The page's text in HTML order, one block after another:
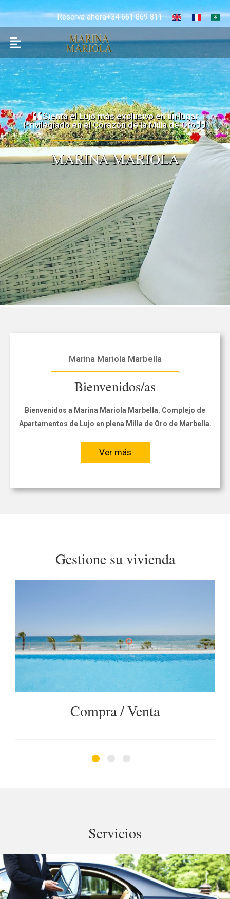
Reserva ahora+34 661 869 811
Sienta el Lujo más exclusivo en un lugar
Privilegiado en el Corazón de la Milla de Oro
MARINA MARIOLA
Marina Mariola Marbella
Bienvenidos/as
Bienvenidos a Marina Mariola Marbella. Complejo de
Apartamentos de Lujo en plena Milla de Oro de Marbella.
Ver más
Gestione su vivienda
Compra / Venta
Servicios